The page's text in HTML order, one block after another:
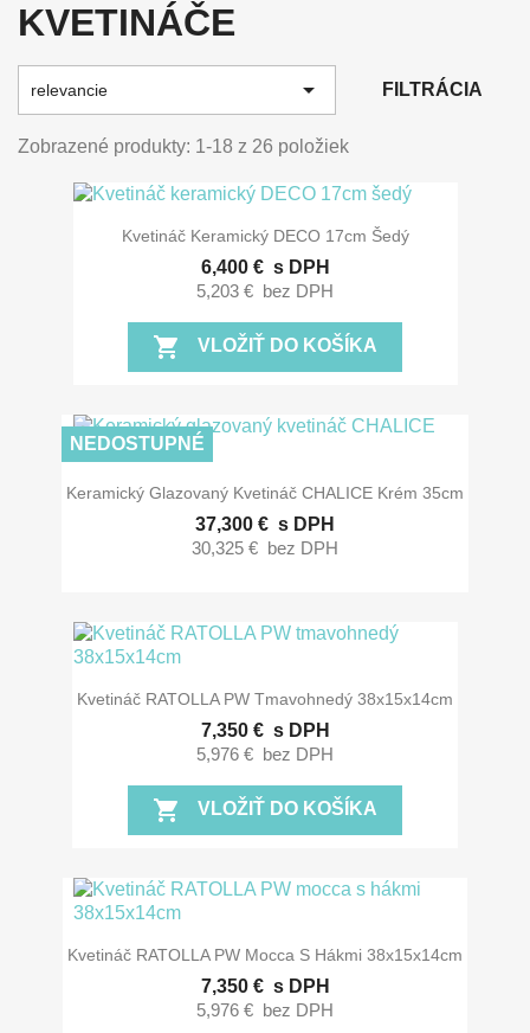
KVETINÁČE
relevancie  FILTRÁCIA
Zobrazené produkty: 1-18 z 26 položiek
Kvetináč Keramický DECO 17cm Šedý
6,400 € s DPH
5,203 € bez DPH
shopping_cart VLOŽIŤ DO KOŠÍKA
Keramický Glazovaný Kvetináč CHALICE Krém 35cm
37,300 € s DPH
30,325 € bez DPH
NEDOSTUPNÉ
Kvetináč RATOLLA PW Tmavohnedý 38x15x14cm
7,350 € s DPH
5,976 € bez DPH
shopping_cart VLOŽIŤ DO KOŠÍKA
Kvetináč RATOLLA PW Mocca S Hákmi 38x15x14cm
7,350 € s DPH
5,976 € bez DPH